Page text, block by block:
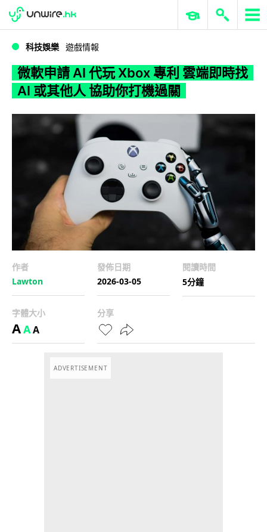
WWDC 2026 ERP 與商業 AI
科技娛樂 遊戲情報
微軟申請 AI 代玩 Xbox 專利 雲端即時找
AI 或其他人 協助你打機過關
作者
Lawton
發佈日期
2026-03-05
閱讀時間
5分鐘
字體大小
AAA
分享
ADVERTISEMENT